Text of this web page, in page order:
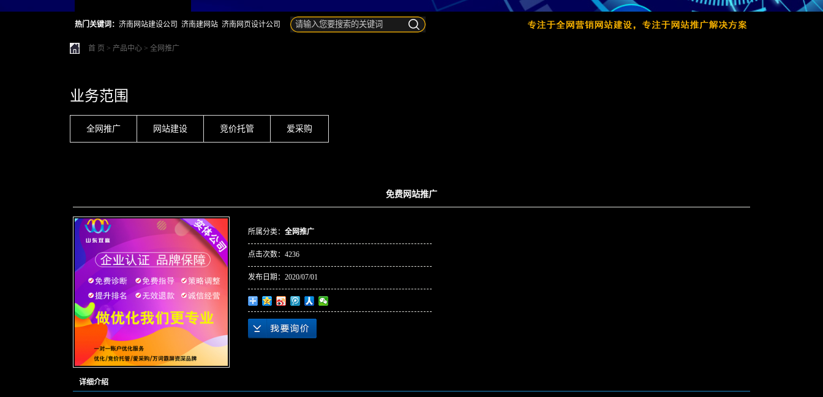
热门关键词： 济南网站建设公司 济南建网站 济南网页设计公司
首 页 > 产品中心 > 全网推广
业务范围
全网推广 网站建设 竞价托管 爱采购
免费网站推广
所属分类： 全网推广
点击次数： 4236
发布日期： 2020/07/01
详细介绍